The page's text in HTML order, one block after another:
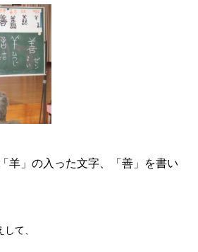
羊」の入った文字、「善」を書い
て、